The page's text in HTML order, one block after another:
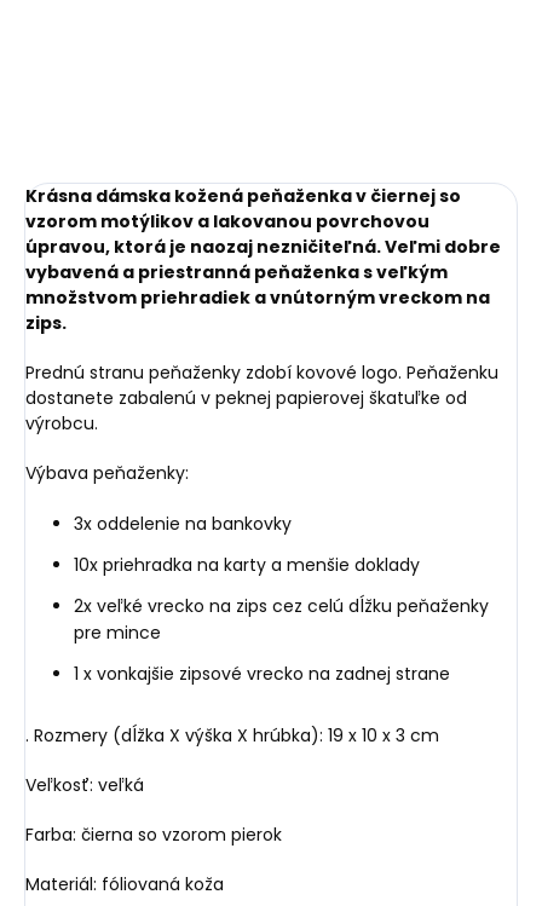
Krásna dámska kožená peňaženka v čiernej so
vzorom motýlikov a lakovanou povrchovou
úpravou, ktorá je naozaj nezničiteľná. Veľmi dobre
vybavená a priestranná peňaženka s veľkým
množstvom priehradiek a vnútorným vreckom na
zips.
Prednú stranu peňaženky zdobí kovové logo. Peňaženku
dostanete zabalenú v peknej papierovej škatuľke od
výrobcu.
Výbava peňaženky:
3x oddelenie na bankovky
10x priehradka na karty a menšie doklady
2x veľké vrecko na zips cez celú dĺžku peňaženky
pre mince
1 x vonkajšie zipsové vrecko na zadnej strane
. Rozmery (dĺžka X výška X hrúbka): 19 x 10 x 3 cm
Veľkosť: veľká
Farba: čierna so vzorom pierok
Materiál: fóliovaná koža